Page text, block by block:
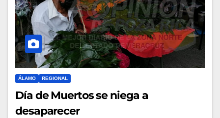
ÁLAMO REGIONAL
Día de Muertos se niega a
desaparecer